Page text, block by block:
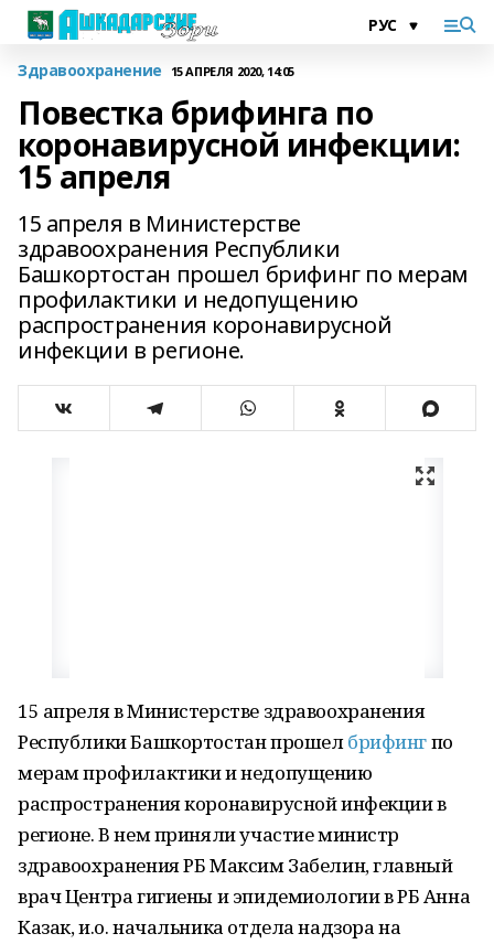
Здравоохранение 15 АПРЕЛЯ 2020, 14:05
Повестка брифинга по
коронавирусной инфекции:
15 апреля
15 апреля в Министерстве
здравоохранения Республики
Башкортостан прошел брифинг по мерам
профилактики и недопущению
распространения коронавирусной
инфекции в регионе.
15 апреля в Министерстве здравоохранения
Республики Башкортостан прошелбрифингпо
мерам профилактики и недопущению
распространения коронавирусной инфекции в
регионе. В нем приняли участие министр
здравоохранения РБ Максим Забелин, главный
врач Центра гигиены и эпидемиологии в РБ Анна
Казак, и.о. начальника отдела надзора на